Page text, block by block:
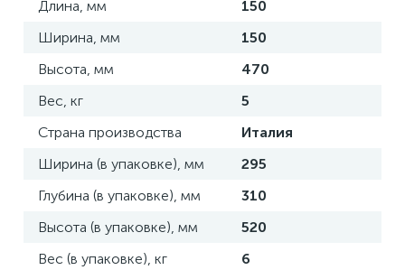
Длина, мм
150
Ширина, мм
150
Высота, мм
470
Вес, кг
5
Страна производства
Италия
Ширина (в упаковке), мм
295
Глубина (в упаковке), мм
310
Высота (в упаковке), мм
520
Вес (в упаковке), кг
6